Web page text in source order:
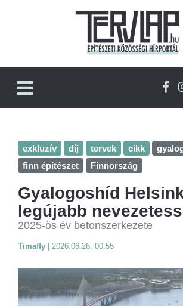
exkluzív díj tervek cikk
finn építészet
Finnország
Gyalogoshíd
legújabb
2025-ös év betonszerkezete
Timaffy 2026.06.26. 00:55